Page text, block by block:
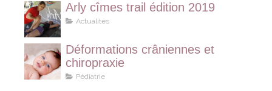
Arly cîmes trail édition 2019
Actualités
Déformations crâniennes et
chiropraxie
Pédiatrie